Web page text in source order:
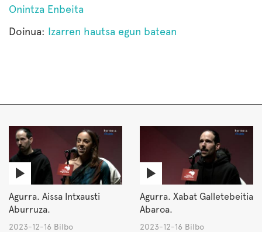
Onintza Enbeita
Doinua: Izarren hautsa egun batean
Agurra. Aissa Intxausti
Aburruza.
2023-12-16 Bilbo
Agurra. Xabat Galletebeitia
Abaroa.
2023-12-16 Bilbo